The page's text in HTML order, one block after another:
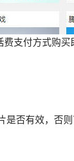
支付方式购买
是否有效，否